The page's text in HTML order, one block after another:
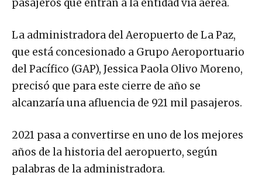
pasajeros que entran a la entidad vía aérea.
La administradora del Aeropuerto de La Paz,
que está concesionado a Grupo Aeroportuario
del Pacífico (GAP), Jessica Paola Olivo Moreno,
precisó que para este cierre de año se
alcanzaría una afluencia de 921 mil pasajeros.
2021 pasa a convertirse en uno de los mejores
años de la historia del aeropuerto, según
palabras de la administradora.